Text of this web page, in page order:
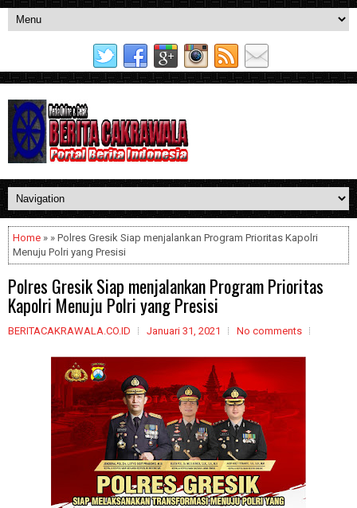
Home » » Polres Gresik Siap menjalankan Program Prioritas Kapolri
Menuju Polri yang Presisi
Polres Gresik Siap menjalankan Program Prioritas
Kapolri Menuju Polri yang Presisi
BERITACAKRAWALA.CO.ID Januari 31, 2021 No comments